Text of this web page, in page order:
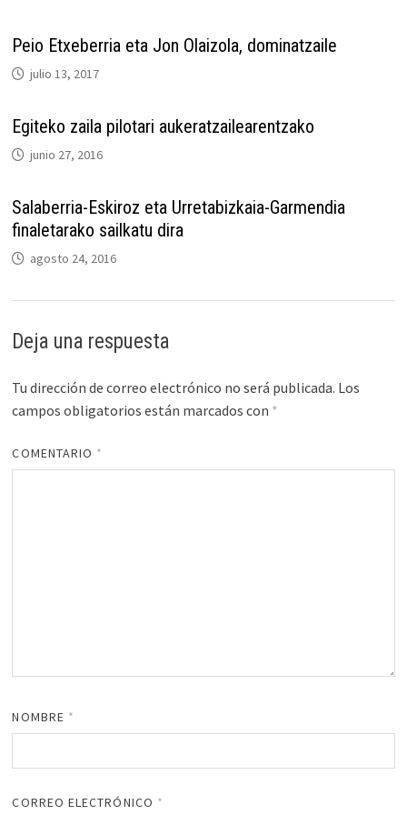
Peio Etxeberria eta Jon Olaizola, dominatzaile
julio 13, 2017
Egiteko zaila pilotari aukeratzailearentzako
junio 27, 2016
Salaberria-Eskiroz eta Urretabizkaia-Garmendia
finaletarako sailkatu dira
agosto 24, 2016
Deja una respuesta
Tu dirección de correo electrónico no será publicada. Los
campos obligatorios están marcados con *
COMENTARIO *
NOMBRE *
CORREO ELECTRÓNICO *